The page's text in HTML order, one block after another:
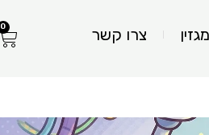
מגזין צרו קשר 0